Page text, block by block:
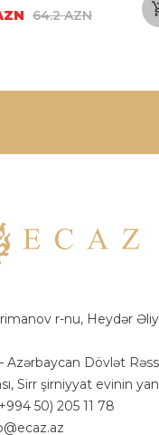
64.2 AZN
r-nu, Heydər
Dövlət
Sirr şirniyyat evinin
50) 205 11 78